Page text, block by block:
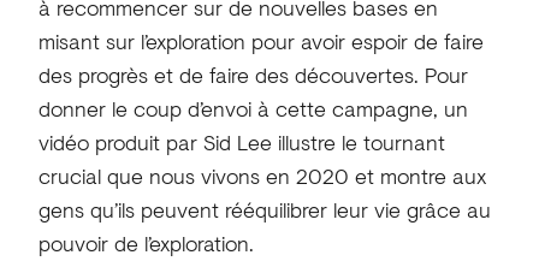
à recommencer sur de nouvelles bases en
misant sur l’exploration pour avoir espoir de faire
des progrès et de faire des découvertes. Pour
donner le coup d’envoi à cette campagne, un
vidéo produit par Sid Lee illustre le tournant
crucial que nous vivons en 2020 et montre aux
gens qu’ils peuvent rééquilibrer leur vie grâce au
pouvoir de l’exploration.